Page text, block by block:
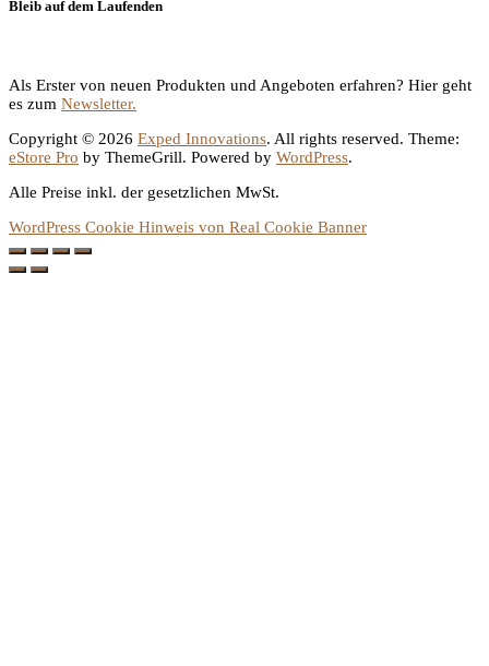
Bleib auf dem Laufenden
Als Erster von neuen Produkten und Angeboten erfahren? Hier geht
es zum Newsletter.
Copyright © 2026 Exped Innovations. All rights reserved. Theme:
eStore Pro by ThemeGrill. Powered by WordPress.
Alle Preise inkl. der gesetzlichen MwSt.
WordPress Cookie Hinweis von Real Cookie Banner